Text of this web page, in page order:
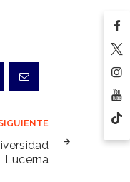
Lucerna